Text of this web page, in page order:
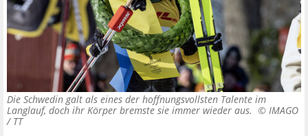
Die Schwedin galt als eines der hoffnungsvollsten Talente im
Langlauf, doch ihr Körper bremste sie immer wieder aus. © IMAGO
/ TT